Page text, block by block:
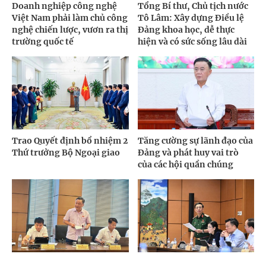
Doanh nghiệp công nghệ
Việt Nam phải làm chủ công
nghệ chiến lược, vươn ra thị
trường quốc tế
Tổng Bí thư, Chủ tịch nước
Tô Lâm: Xây dựng Điều lệ
Đảng khoa học, dễ thực
hiện và có sức sống lâu dài
Trao Quyết định bổ nhiệm 2
Thứ trưởng Bộ Ngoại giao
Tăng cường sự lãnh đạo của
Đảng và phát huy vai trò
của các hội quần chúng